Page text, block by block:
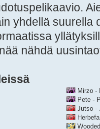
yhdellä suurella
nähdä
Mirzo -
Pete -
Jutso -